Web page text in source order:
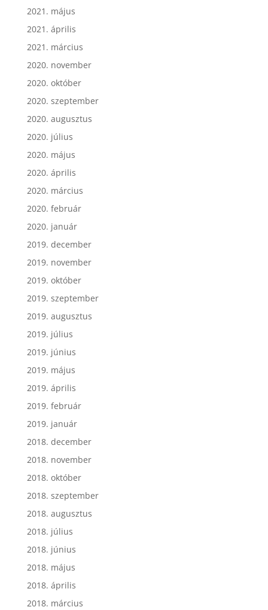
2021. május
2021. április
2021. március
2020. november
2020. október
2020. szeptember
2020. augusztus
2020. július
2020. május
2020. április
2020. március
2020. február
2020. január
2019. december
2019. november
2019. október
2019. szeptember
2019. augusztus
2019. július
2019. június
2019. május
2019. április
2019. február
2019. január
2018. december
2018. november
2018. október
2018. szeptember
2018. augusztus
2018. július
2018. június
2018. május
2018. április
2018. március